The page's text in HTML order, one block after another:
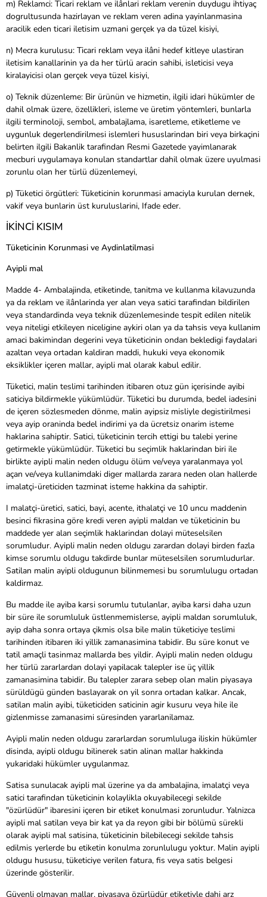
m) Reklamci: Ticari reklam ve ilânlari reklam verenin duydugu ihtiyaç
dogrultusunda hazirlayan ve reklam veren adina yayinlanmasina
aracilik eden ticari iletisim uzmani gerçek ya da tüzel kisiyi,
n) Mecra kurulusu: Ticari reklam veya ilâni hedef kitleye ulastiran
iletisim kanallarinin ya da her türlü aracin sahibi, isleticisi veya
kiralayicisi olan gerçek veya tüzel kisiyi,
o) Teknik düzenleme: Bir ürünün ve hizmetin, ilgili idari hükümler de
dahil olmak üzere, özellikleri, isleme ve üretim yöntemleri, bunlarla
ilgili terminoloji, sembol, ambalajlama, isaretleme, etiketleme ve
uygunluk degerlendirilmesi islemleri hususlarindan biri veya birkaçini
belirten ilgili Bakanlik tarafindan Resmi Gazetede yayimlanarak
mecburi uygulamaya konulan standartlar dahil olmak üzere uyulmasi
zorunlu olan her türlü düzenlemeyi,
p) Tüketici örgütleri: Tüketicinin korunmasi amaciyla kurulan dernek,
vakif veya bunlarin üst kuruluslarini, Ifade eder.
İKİNCİ KISIM
Tüketicinin Korunmasi ve Aydinlatilmasi
Ayipli mal
Madde 4- Ambalajinda, etiketinde, tanitma ve kullanma kilavuzunda
ya da reklam ve ilânlarinda yer alan veya satici tarafindan bildirilen
veya standardinda veya teknik düzenlemesinde tespit edilen nitelik
veya niteligi etkileyen niceligine aykiri olan ya da tahsis veya kullanim
amaci bakimindan degerini veya tüketicinin ondan bekledigi faydalari
azaltan veya ortadan kaldiran maddi, hukuki veya ekonomik
eksiklikler içeren mallar, ayipli mal olarak kabul edilir.
Tüketici, malin teslimi tarihinden itibaren otuz gün içerisinde ayibi
saticiya bildirmekle yükümlüdür. Tüketici bu durumda, bedel iadesini
de içeren sözlesmeden dönme, malin ayipsiz misliyle degistirilmesi
veya ayip oraninda bedel indirimi ya da ücretsiz onarim isteme
haklarina sahiptir. Satici, tüketicinin tercih ettigi bu talebi yerine
getirmekle yükümlüdür. Tüketici bu seçimlik haklarindan biri ile
birlikte ayipli malin neden oldugu ölüm ve/veya yaralanmaya yol
açan ve/veya kullanimdaki diger mallarda zarara neden olan hallerde
imalatçi-üreticiden tazminat isteme hakkina da sahiptir.
I malatçi-üretici, satici, bayi, acente, ithalatçi ve 10 uncu maddenin
besinci fikrasina göre kredi veren ayipli maldan ve tüketicinin bu
maddede yer alan seçimlik haklarindan dolayi müteselsilen
sorumludur. Ayipli malin neden oldugu zarardan dolayi birden fazla
kimse sorumlu oldugu takdirde bunlar müteselsilen sorumludurlar.
Satilan malin ayipli oldugunun bilinmemesi bu sorumlulugu ortadan
kaldirmaz.
Bu madde ile ayiba karsi sorumlu tutulanlar, ayiba karsi daha uzun
bir süre ile sorumluluk üstlenmemislerse, ayipli maldan sorumluluk,
ayip daha sonra ortaya çikmis olsa bile malin tüketiciye teslimi
tarihinden itibaren iki yillik zamanasimina tabidir. Bu süre konut ve
tatil amaçli tasinmaz mallarda bes yildir. Ayipli malin neden oldugu
her türlü zararlardan dolayi yapilacak talepler ise üç yillik
zamanasimina tabidir. Bu talepler zarara sebep olan malin piyasaya
sürüldügü günden baslayarak on yil sonra ortadan kalkar. Ancak,
satilan malin ayibi, tüketiciden saticinin agir kusuru veya hile ile
gizlenmisse zamanasimi süresinden yararlanilamaz.
Ayipli malin neden oldugu zararlardan sorumluluga iliskin hükümler
disinda, ayipli oldugu bilinerek satin alinan mallar hakkinda
yukaridaki hükümler uygulanmaz.
Satisa sunulacak ayipli mal üzerine ya da ambalajina, imalatçi veya
satici tarafindan tüketicinin kolaylikla okuyabilecegi sekilde
"özürlüdür" ibaresini içeren bir etiket konulmasi zorunludur. Yalnizca
ayipli mal satilan veya bir kat ya da reyon gibi bir bölümü sürekli
olarak ayipli mal satisina, tüketicinin bilebilecegi sekilde tahsis
edilmis yerlerde bu etiketin konulma zorunlulugu yoktur. Malin ayipli
oldugu hususu, tüketiciye verilen fatura, fis veya satis belgesi
üzerinde gösterilir.
Güvenli olmayan mallar, piyasaya özürlüdür etiketiyle dahi arz